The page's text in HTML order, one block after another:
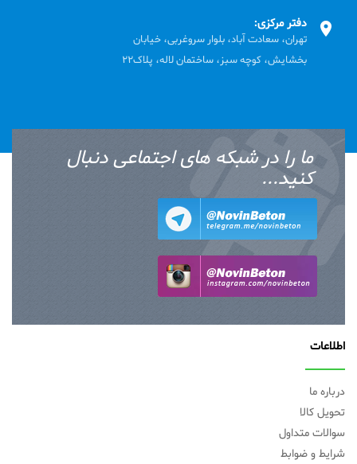
دفتر مرکزی:
تهران، سعادت آباد، بلوار سروغربی، خیابان
بخشایش، کوچه سبز، ساختمان لاله، پلاک22
ما را در شبکه های اجتماعی دنبال
کنید...
اطلاعات
درباره ما
تحویل کالا
سوالات متداول
شرایط و ضوابط